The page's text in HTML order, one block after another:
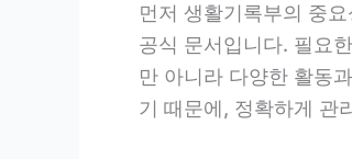
먼저 생활기록부의 중
공식 문서입니다. 필요
만 아니라 다양한 활동
기 때문에, 정확하게 관